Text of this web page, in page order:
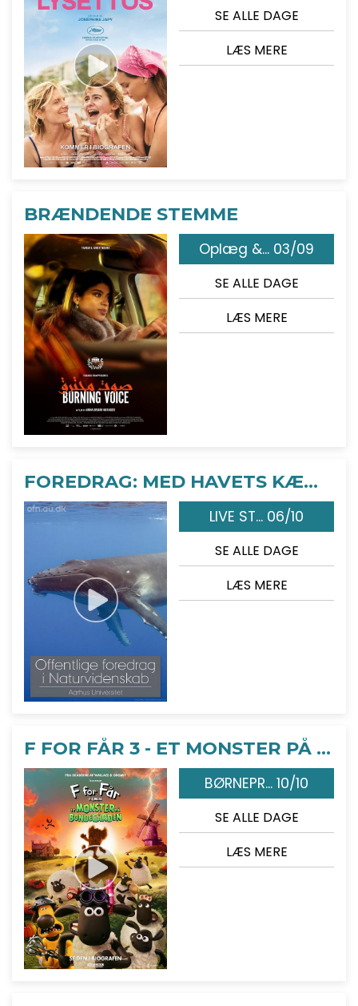
SE ALLE DAGE
LÆS MERE
BRÆNDENDE STEMME
Oplæg &... 03/09
SE ALLE DAGE
LÆS MERE
FOREDRAG: MED HAVETS KÆMPER PÅ JAGT
LIVE ST... 06/10
SE ALLE DAGE
LÆS MERE
F FOR FÅR 3 - ET MONSTER PÅ BONDEGÅRDEN
BØRNEPR... 10/10
SE ALLE DAGE
LÆS MERE